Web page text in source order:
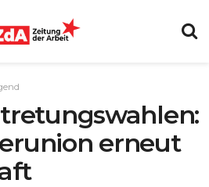
erneut